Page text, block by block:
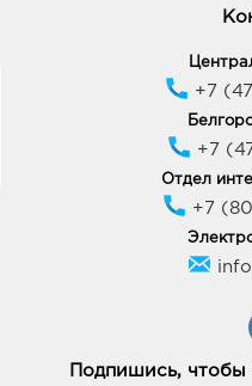
+7
+7
Отдел
+7
Подпишись, чтобы